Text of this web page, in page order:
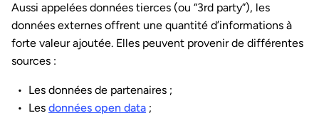
Aussi appelées données tierces (ou “3rd party”), les
données externes offrent une quantité d’informations à
forte valeur ajoutée. Elles peuvent provenir de différentes
sources :
Les données de partenaires ;
Les données open data ;